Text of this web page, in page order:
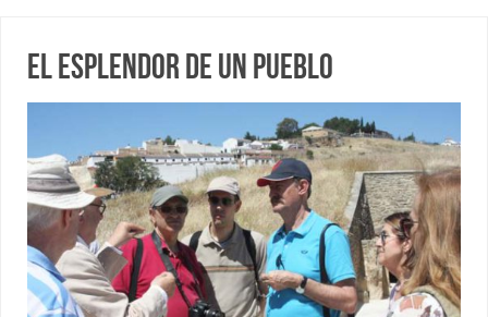
El esplendor de un pueblo